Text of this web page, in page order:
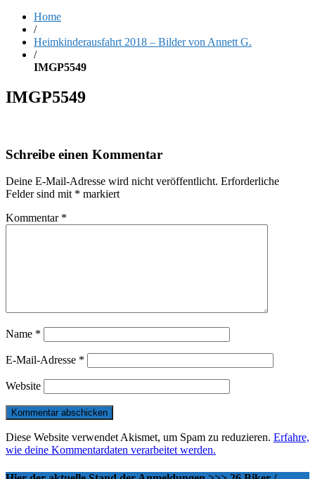
Home
/
Heimkinderausfahrt 2018 – Bilder von Annett G.
/
IMGP5549
IMGP5549
Schreibe einen Kommentar
Deine E-Mail-Adresse wird nicht veröffentlicht. Erforderliche
Felder sind mit * markiert
Kommentar *
Name *
E-Mail-Adresse *
Website
Diese Website verwendet Akismet, um Spam zu reduzieren. Erfahre,
wie deine Kommentardaten verarbeitet werden.